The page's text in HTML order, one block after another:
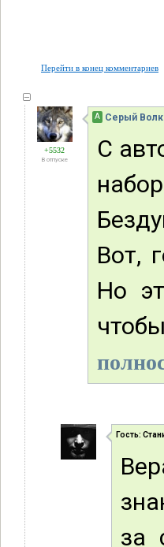
Перейти в конец комментариев
+5532
В отпуске
А Серый Волк
С
Вот,
Но
Гость:
за